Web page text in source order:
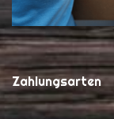
Zahlungsarten